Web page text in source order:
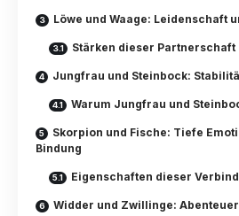
Löwe und Waage: Leidenschaft
Stärken dieser Partnerschaft
Jungfrau und Steinbock:
Warum Jungfrau und
Skorpion und Fische: Tiefe
Bindung
Eigenschaften dieser
Widder und Zwillinge: